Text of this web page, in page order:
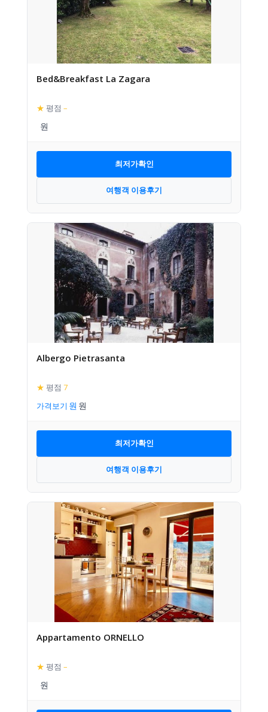
Bed&Breakfast La Zagara
★ 평점 –
최저가확인
여행객 이용후기
Albergo Pietrasanta
★ 평점 7
가격보기
최저가확인
여행객 이용후기
Appartamento ORNELLO
★ 평점 –